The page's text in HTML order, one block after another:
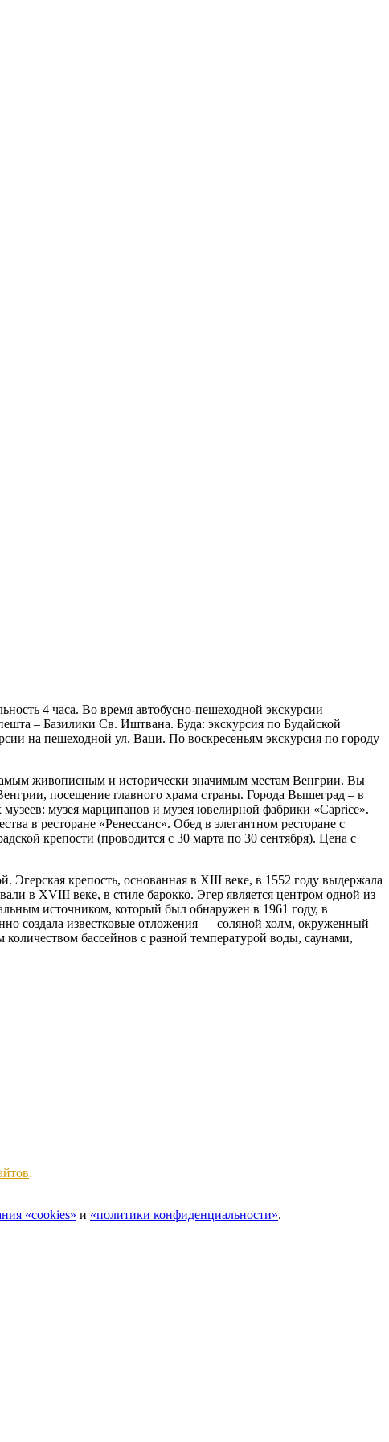
4 часа. Во время автобусно-пешеходной экскурсии
– Базилики Св. Иштвана. Буда: экскурсия по Будайской
на пешеходной ул. Ваци. По воскресеньям экскурсия по городу
живописным и исторически значимым местам Венгрии. Вы
посещение главного храма страны. Города Вышеград – в
музея марципанов и музея ювелирной фабрики «Caprice».
в ресторане «Ренессанс». Обед в элегантном ресторане с
крепости (проводится с 30 марта по 30 сентября). Цена с
Эгерская крепость, основанная в XIII веке, в 1552 году выдержала
в XVIII веке, в стиле барокко. Эгер является центром одной из
источником, который был обнаружен в 1961 году, в
создала известковые отложения — соляной холм, окруженный
бассейнов с разной температурой воды, саунами,
.
«cookies» и «политики конфиденциальности».